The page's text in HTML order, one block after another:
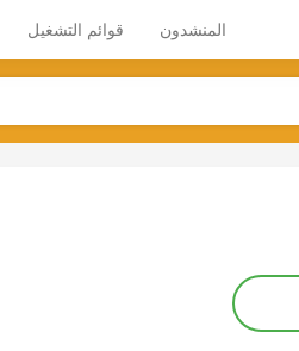
المنشدون قوائم التشغيل